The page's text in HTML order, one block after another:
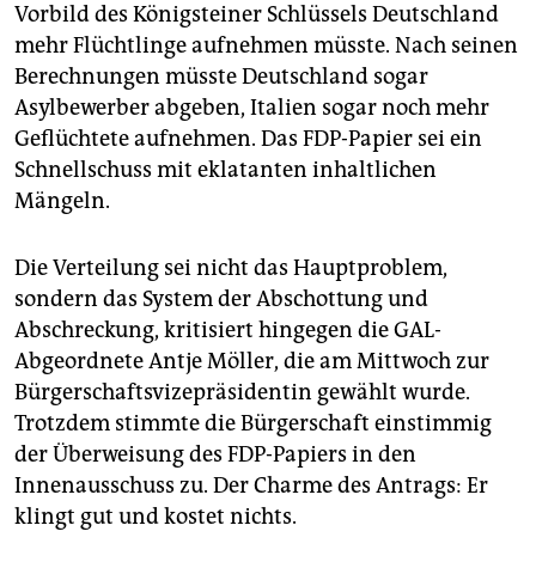
Vorbild des Königsteiner Schlüssels Deutschland
mehr Flüchtlinge aufnehmen müsste. Nach seinen
Berechnungen müsste Deutschland sogar
Asylbewerber abgeben, Italien sogar noch mehr
Geflüchtete aufnehmen. Das FDP-Papier sei ein
Schnellschuss mit eklatanten inhaltlichen
Mängeln.
Die Verteilung sei nicht das Hauptproblem,
sondern das System der Abschottung und
Abschreckung, kritisiert hingegen die GAL-
Abgeordnete Antje Möller, die am Mittwoch zur
Bürgerschaftsvizepräsidentin gewählt wurde.
Trotzdem stimmte die Bürgerschaft einstimmig
der Überweisung des FDP-Papiers in den
Innenausschuss zu. Der Charme des Antrags: Er
klingt gut und kostet nichts.